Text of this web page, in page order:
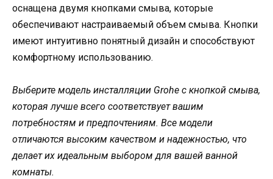
оснащена двумя кнопками смыва, которые
обеспечивают настраиваемый объем смыва. Кнопки
имеют интуитивно понятный дизайн и способствуют
комфортному использованию.
Выберите модель инсталляции Grohe с кнопкой смыва,
которая лучше всего соответствует вашим
потребностям и предпочтениям. Все модели
отличаются высоким качеством и надежностью, что
делает их идеальным выбором для вашей ванной
комнаты.